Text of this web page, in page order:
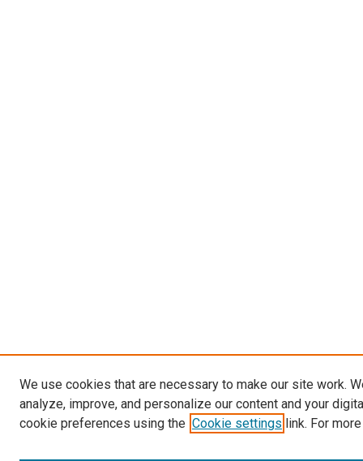
We use cookies that are necessary to make our site work.
analyze, improve, and personalize our content and your
cookie preferences using the Cookie settings link. For